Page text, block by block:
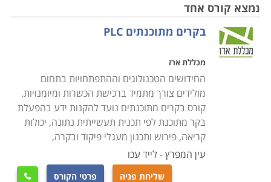
תהליך בקרה נעשו בעבר באופן ידני, ברמת דיוק פחותה
ותגובה איטית, אשר הקשו על הצורך בשמירת ערכים
קבועים של משתנים כגון לחץ, חום, זרימה, או לחות.
ההתפתחויות הטכנולוגיות הביאו לפיתוח תחום הנדסת
המכשור והבקרה. תחום זה עוסק בתכנון ויישום מערכות
ממוחשבות לבקרת משתנים כמו ספיקה, טמפרטורה, תנאי
אקלים, בקרת נוזלים, מערכות הנעה, משקל, אנרגיה
ורובוטיקה, איסוף נתונים ומעקב אחרי פעילות המערכת
נמצא קורס אחד
בקרים מתוכנתים PLC
מכללת ארז
החידושים הטכנולוגים וההתפתחויות בתחום
מולידים צורך מתמיד ברכישת הכשרות ומיומנויות.
קורס בקרים מתוכנתים נועד להקנות ידע בהפעלת
בקר מתוכנת לפי תכנית תעשייתית נתונה, יכולות
קריאה, פירוש ותכנון מעגלי פיקוד ובקרה,
עין המפרץ - לייד עכו
שליחת פניה פרטי הקורס 